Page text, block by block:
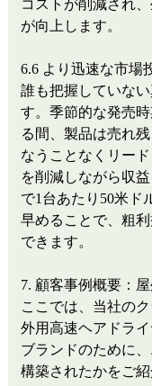
コストが削減され
が向上します。
6.6 より迅速な市場
誰も把握していな
す。季節的な発売
る間、製品は売れ
なうことなくリー
を削減しながら収
で1台あたり50米ド
早めることで、粗
できます。
7. 顧客事例概要：
ここでは、当社の
外用高速ヘアドラ
ブランドのために
構築されたかをご紹